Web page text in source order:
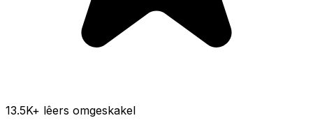
13.5K+ lêers omgeskakel